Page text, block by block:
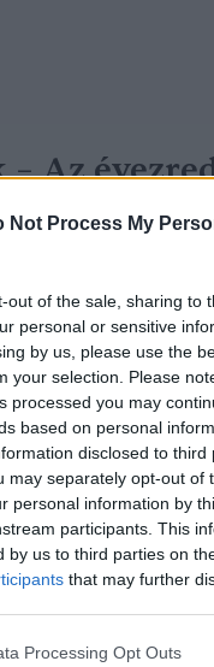
Not Process My
out of the sale, sharing to
personal or sensitive
by us, please use the
your selection. Please
processed you may
based on personal
disclosed to third
may separately opt-out of
personal information by
participants. This
by us to third parties on
that may further
Processing Opt Outs
Az